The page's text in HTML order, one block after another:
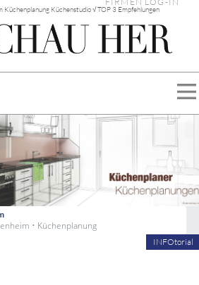
Küchenplanung Küchenstudio √ TOP 3 Empfehlungen
• Küchenplanung
INFOtorial